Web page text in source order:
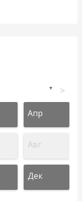
▼ >
Апр
Авг
Дек